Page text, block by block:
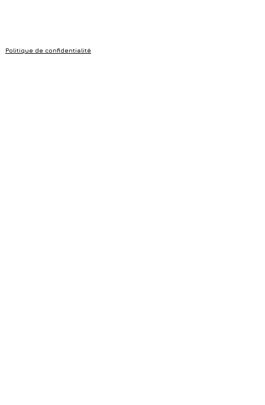
Politique de confidentialité